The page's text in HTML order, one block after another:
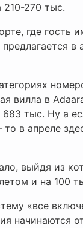
210-270 тыс.
где гость
в
вилла в
тыс. Ну а
в апреле
выйдя из
и на 100
«все
начинаются